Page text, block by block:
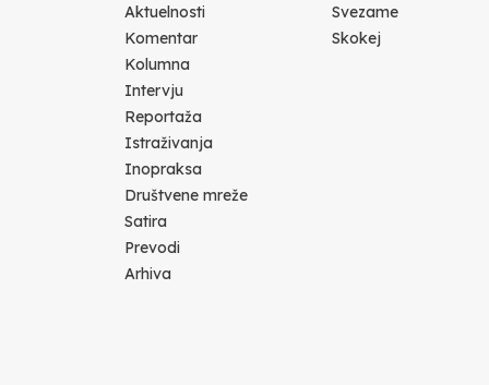
Aktuelnosti
Komentar
Kolumna
Intervju
Reportaža
Istraživanja
Inopraksa
Društvene mreže
Satira
Prevodi
Arhiva
Svezame
Skokej